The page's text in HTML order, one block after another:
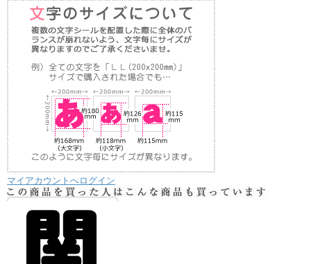
マイアカウントへログイン